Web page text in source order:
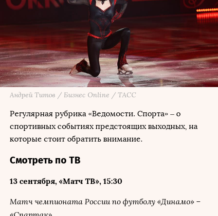
Андрей Титов / Бизнес Online / ТАСС
Регулярная рубрика «Ведомости. Спорта» – о
спортивных событиях предстоящих выходных, на
которые стоит обратить внимание.
Смотреть по ТВ
13 сентября, «Матч ТВ», 15:30
Матч чемпионата России по футболу «Динамо» –